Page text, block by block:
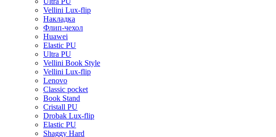
Vellini Lux-flip
Накладка
Флип-чехол
Huawei
Elastic PU
Ultra PU
Vellini Book Style
Vellini Lux-flip
Lenovo
Classic pocket
Book Stand
Cristall PU
Drobak Lux-flip
Elastic PU
Shaggy Hard